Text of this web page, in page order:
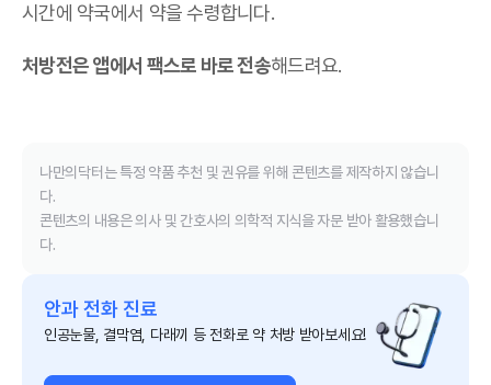
시간에 약국에서 약을 수령합니다.
처방전은 앱에서 팩스로 바로 전송해드려요.
나만의닥터는 특정 약품 추천 및 권유를 위해 콘텐츠를 제작하지 않습니
다.
콘텐츠의 내용은 의사 및 간호사의 의학적 지식을 자문 받아 활용했습니
다.
안과 전화 진료
인공눈물, 결막염, 다래끼 등 전화로 약 처방 받아보세요!